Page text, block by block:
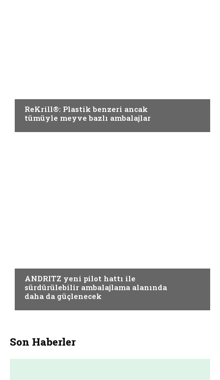
ReKrill®: Plastik benzeri ancak
tümüyle meyve bazlı ambalajlar
ANDRITZ yeni pilot hattı ile
sürdürülebilir ambalajlama alanında
daha da güçlenecek
Son Haberler